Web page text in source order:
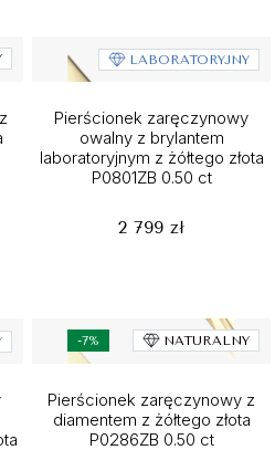
LABORATORYJNY
Pierścionek zaręczynowy
owalny z brylantem
laboratoryjnym z żółtego złota
P0801ZB 0.50 ct
2 799 zł
-7% NATURALNY
Pierścionek zaręczynowy z
diamentem z żółtego złota
P0286ZB 0.50 ct